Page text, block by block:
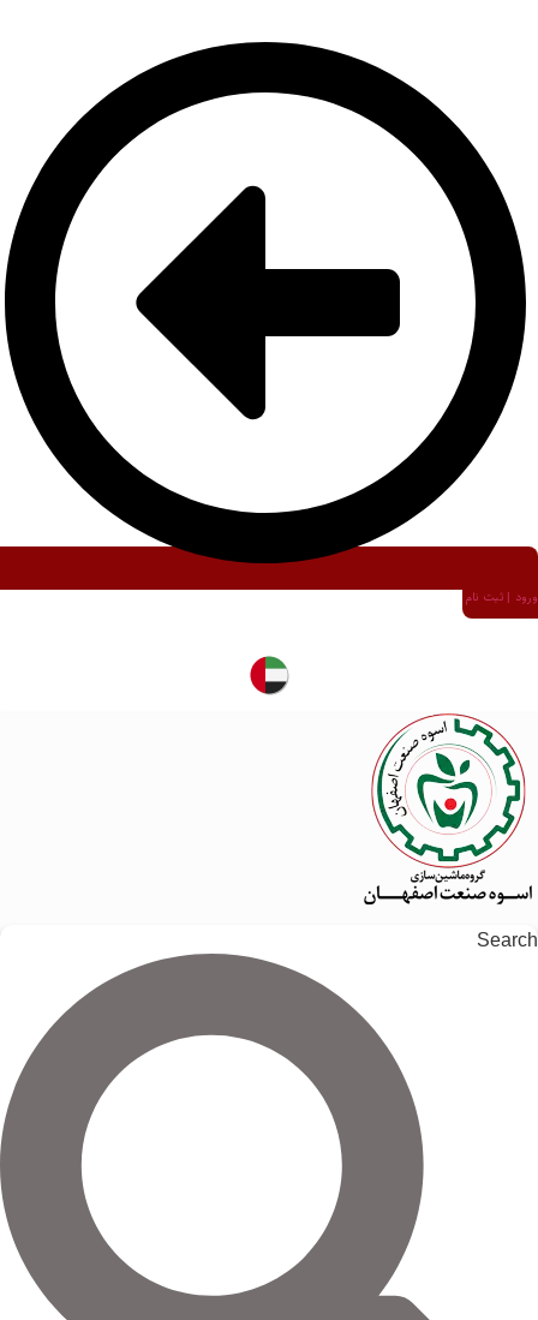
ورود | ثبت نام
Search